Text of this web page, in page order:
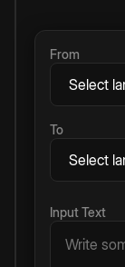
From
To
Input Text